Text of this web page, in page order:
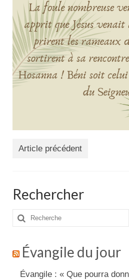
Article précédent
Rechercher
Rechercher
:
Évangile du jour
Évangile : « Que pourra